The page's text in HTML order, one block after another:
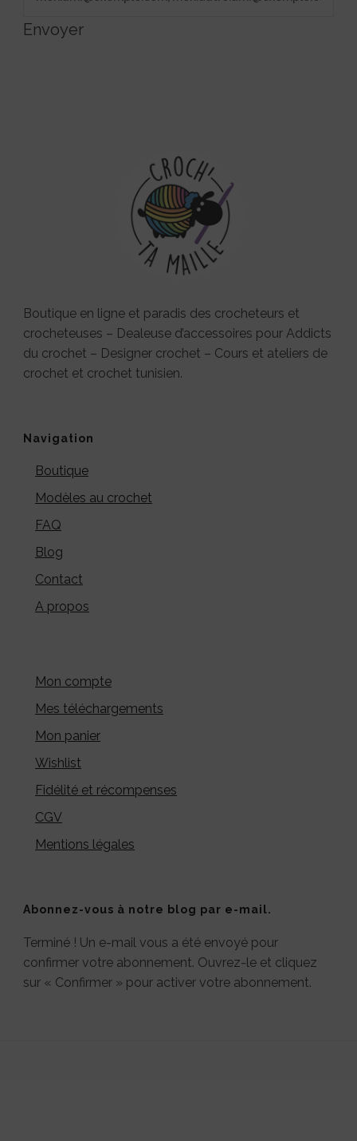
Envoyer
Boutique en ligne et paradis des crocheteurs et
crocheteuses – Dealeuse d’accessoires pour Addicts
du crochet – Designer crochet – Cours et ateliers de
crochet et crochet tunisien.
Navigation
Boutique
Modèles au crochet
FAQ
Blog
Contact
A propos
Mon compte
Mes téléchargements
Mon panier
Wishlist
Fidélité et récompenses
CGV
Mentions légales
Abonnez-vous à notre blog par e-mail.
Terminé ! Un e-mail vous a été envoyé pour
confirmer votre abonnement. Ouvrez-le et cliquez
sur « Confirmer » pour activer votre abonnement.